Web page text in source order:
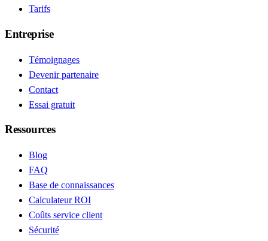
Tarifs
Entreprise
Témoignages
Devenir partenaire
Contact
Essai gratuit
Ressources
Blog
FAQ
Base de connaissances
Calculateur ROI
Coûts service client
Sécurité